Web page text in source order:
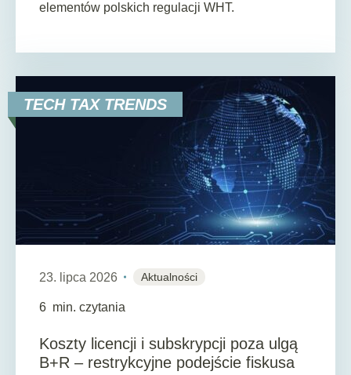
elementów polskich regulacji WHT.
TECH TAX TRENDS
23. lipca 2026 Aktualności
6 min. czytania
Koszty licencji i subskrypcji poza ulgą
B+R – restrykcyjne podejście fiskusa